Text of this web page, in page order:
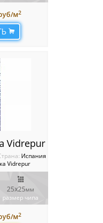
м2
Vidrepur
Испания
Vidrepur
25x25мм
размер чипа
м2